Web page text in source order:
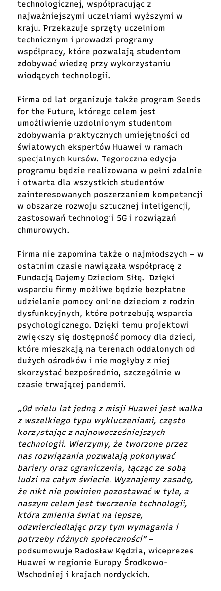
technologicznej, współpracując z
najważniejszymi uczelniami wyższymi w
kraju. Przekazuje sprzęty uczelniom
technicznym i prowadzi programy
współpracy, które pozwalają studentom
zdobywać wiedzę przy wykorzystaniu
wiodących technologii.
Firma od lat organizuje także program Seeds
for the Future, którego celem jest
umożliwienie uzdolnionym studentom
zdobywania praktycznych umiejętności od
światowych ekspertów Huawei w ramach
specjalnych kursów. Tegoroczna edycja
programu będzie realizowana w pełni zdalnie
i otwarta dla wszystkich studentów
zainteresowanych poszerzaniem kompetencji
w obszarze rozwoju sztucznej inteligencji,
zastosowań technologii 5G i rozwiązań
chmurowych.
Firma nie zapomina także o najmłodszych – w
ostatnim czasie nawiązała współpracę z
Fundacją Dajemy Dzieciom Siłę. Dzięki
wsparciu firmy możliwe będzie bezpłatne
udzielanie pomocy online dzieciom z rodzin
dysfunkcyjnych, które potrzebują wsparcia
psychologicznego. Dzięki temu projektowi
zwiększy się dostępność pomocy dla dzieci,
które mieszkają na terenach oddalonych od
dużych ośrodków i nie mogłyby z niej
skorzystać bezpośrednio, szczególnie w
czasie trwającej pandemii.
„Od wielu lat jedną z misji Huawei jest walka
z wszelkiego typu wykluczeniami, często
korzystając z najnowocześniejszych
technologii. Wierzymy, że tworzone przez
nas rozwiązania pozwalają pokonywać
bariery oraz ograniczenia, łącząc ze sobą
ludzi na całym świecie. Wyznajemy zasadę,
że nikt nie powinien pozostawać w tyle, a
naszym celem jest tworzenie technologii,
która zmienia świat na lepsze,
odzwierciedlając przy tym wymagania i
potrzeby różnych społeczności”–
podsumowuje Radosław Kędzia, wiceprezes
Huawei w regionie Europy Środkowo-
Wschodniej i krajach nordyckich.